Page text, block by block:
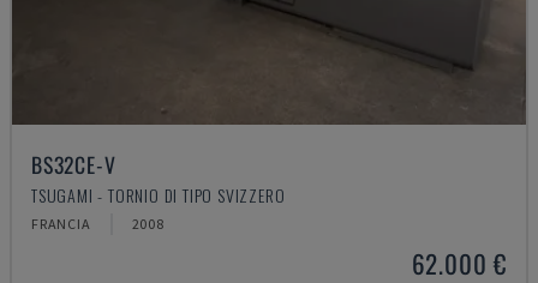
BS32CE-V
TSUGAMI - TORNIO DI TIPO SVIZZERO
FRANCIA 2008
62.000 €